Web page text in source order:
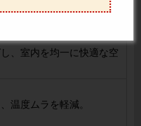
ら、効果的に除湿運転を
、室内を均一に快適な空
温度ムラを軽減。